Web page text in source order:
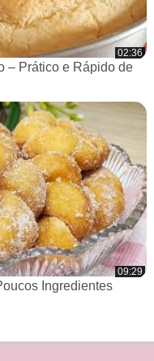
02:36
– Prático e Rápido de
09:29
Ingredientes